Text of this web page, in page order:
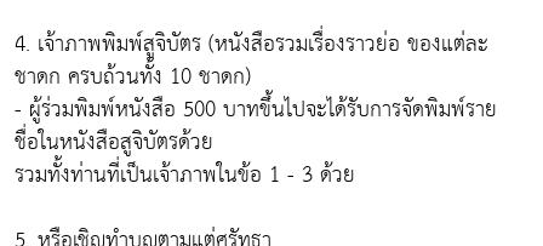
4. เจ้าภาพพิมพ์สูจิบัตร (หนังสือรวมเรื่องราวย่อ ของแต่ละ
ชาดก ครบถ้วนทั้ง 10 ชาดก)
- ผู้ร่วมพิมพ์หนังสือ 500 บาทขึ้นไปจะได้รับการจัดพิมพ์ราย
ชื่อในหนังสือสูจิบัตรด้วย
รวมทั้งท่านที่เป็นเจ้าภาพในข้อ 1 - 3 ด้วย